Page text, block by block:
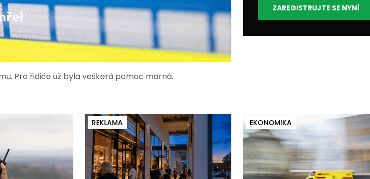
Pro řidiče už byla veškerá pomoc marná.
ZAREGISTRUJTE SE NYNÍ
REKLAMA EKONOMIKA